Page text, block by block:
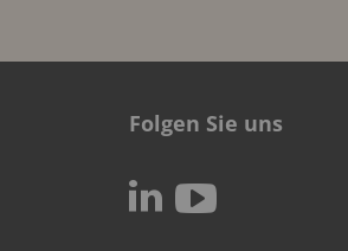
Folgen Sie uns
N c